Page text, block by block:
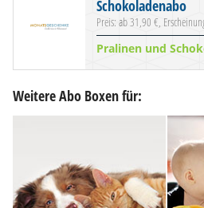
Schokoladenabo
Preis: ab 31,90 €,
Pralinen und
Weitere Abo Boxen für: